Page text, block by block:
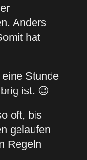
Anders
hat
Stunde
ist. 😉
oft, bis
gelaufen
Regeln